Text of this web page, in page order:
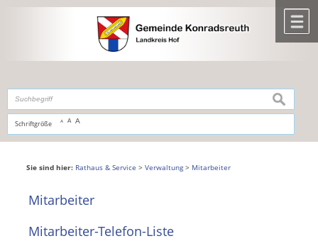
,zur Navigationoderzur Startseitespringen.
Schriftgröße A A A
suchen
Sie sind hier: Rathaus & Service > Verwaltung> Mitarbeiter
Mitarbeiter
Mitarbeiter-Telefon-Liste